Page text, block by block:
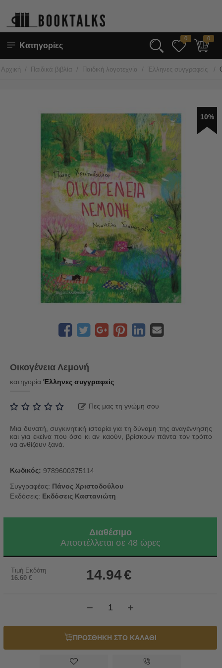
Κατηγορίες
0 0
Αρχική / Παιδικά βιβλία / Παιδική λογοτεχνία / Έλληνες συγγραφείς /
10%
Οικογένεια Λεμονή
κατηγορία Έλληνες συγγραφείς
Πες μας τη γνώμη σου
Μια δυνατή, συγκινητική ιστορία για τη δύναμη της αναγέννησης
και για εκείνα που όσο κι αν καούν, βρίσκουν πάντα τον τρόπο
να ανθίζουν ξανά.
Κωδικός: 9789600375114
Συγγραφέας: Πάνος Χριστοδούλου
Εκδόσεις: Εκδόσεις Καστανιώτη
Διαθέσιμο
Αποστέλλεται σε 48 ώρες
Τιμή Εκδότη
16.60 € 14.94€
+
−
ΠΡΟΣΘΗΚΗ ΣΤΟ ΚΑΛΑΘΙ